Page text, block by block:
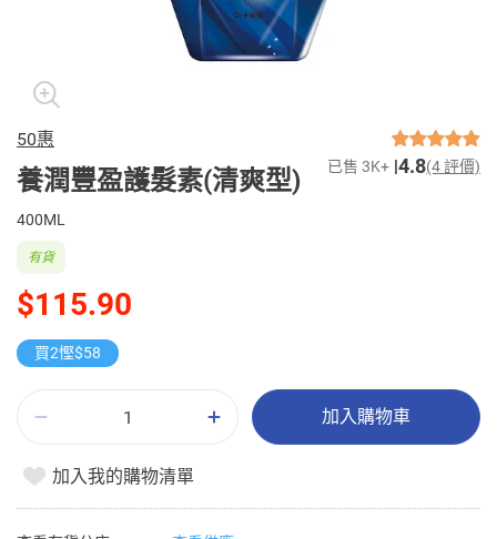
50惠
養潤豐盈護髮素(清爽型) 已售 3K+ 4.8(4 評價)
400ML
$115.90
有貨
買2慳$58
加入購物車
加入我的購物清單